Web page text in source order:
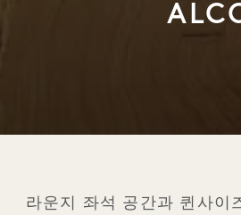
라운지 좌석 공간과 퀸사이